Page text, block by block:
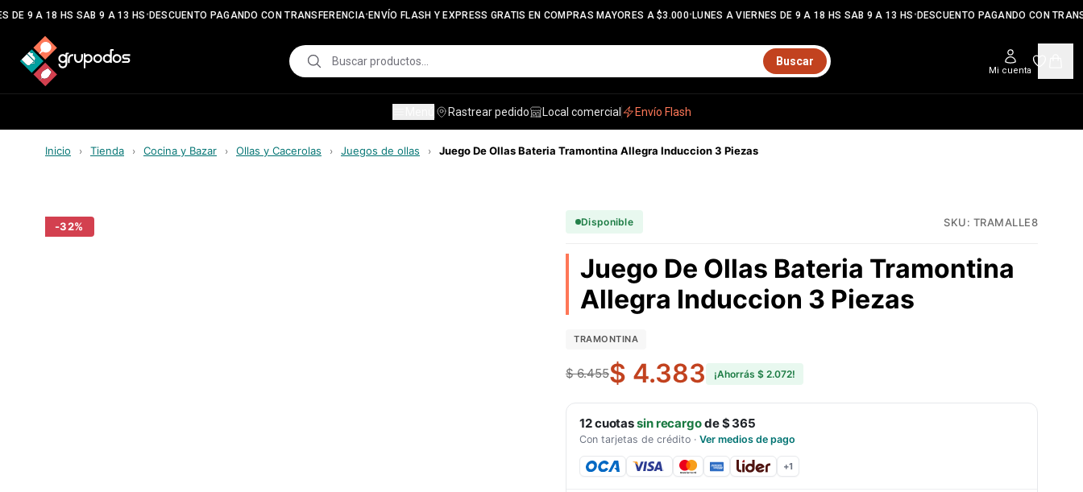
DE 9 A 18 HS SAB 9 A 13 HS•DESCUENTO PAGANDO CON TRANSFERENCIA •ENVÍO FLASH Y EXPRESS GRATIS EN COMPRAS MAYORES A $3.000•LUNES A VIERNES DE 9 A 18 HS SAB 9 A 13 HS•DESCUENTO PAGANDO CON
Buscar
Mi cuenta
Rastrear pedido Local comercial Envío Flash
Inicio › Tienda › Cocina y Bazar › Ollas y Cacerolas › Juegos de ollas › Juego De Ollas Bateria Tramontina Allegra Induccion 3 Piezas
-32% Disponible SKU: TRAMALLE8
Juego De Ollas Bateria Tramontina
Allegra Induccion 3 Piezas
TRAMONTINA
$ 6.455$ 4.383 ¡Ahorrás $ 2.072!
12cuotassin recargode$ 365
Con tarjetas de crédito · Ver medios de pago
+1